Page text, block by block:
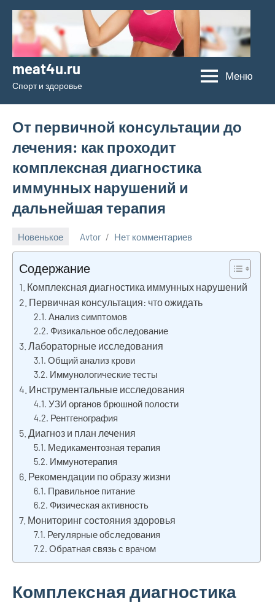
Перейти
содержимому
meat4u.ru
Спорт и здоровье
Меню
От первичной консультации до
лечения: как проходит
комплексная диагностика
иммунных нарушений и
дальнейшая терапия
Новенькое
2025
Avtor Нет комментариев
Содержание
Комплексная диагностика иммунных нарушений
Первичная консультация: что ожидать
Анализ симптомов
Физикальное обследование
Лабораторные исследования
Общий анализ крови
Иммунологические тесты
Инструментальные исследования
УЗИ органов брюшной полости
Рентгенография
Диагноз и план лечения
Медикаментозная терапия
Иммунотерапия
Рекомендации по образу жизни
Правильное питание
Физическая активность
Мониторинг состояния здоровья
Регулярные обследования
Обратная связь с врачом
Комплексная диагностика